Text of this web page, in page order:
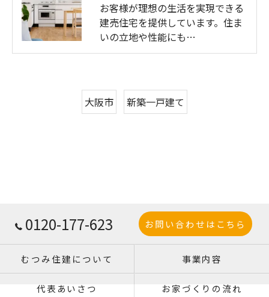
お客様が理想の生活を実現できる
建売住宅を提供しています。住ま
いの立地や性能にも…
大阪市 新築一戸建て
0120-177-623 お問い合わせはこちら
むつみ住建について 事業内容
代表あいさつ お家づくりの流れ